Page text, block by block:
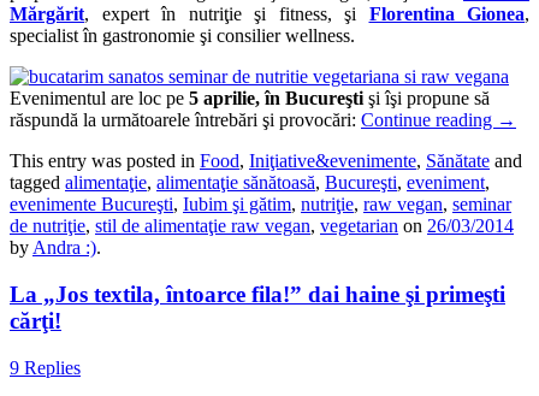
Mărgărit, expert în nutriţie şi fitness, şi Florentina Gionea,
specialist în gastronomie şi consilier wellness.
Evenimentul are loc pe 5 aprilie, în Bucureştişi îşi propune să
răspundă la următoarele întrebări şi provocări: Continue reading →
This entry was posted in Food, Iniţiative&evenimente, Sănătate and
tagged alimentaţie, alimentaţie sănătoasă, Bucureşti, eveniment,
evenimente Bucureşti, Iubim şi gătim, nutriţie, raw vegan, seminar
de nutriţie, stil de alimentaţie raw vegan, vegetarian on 26/03/2014
byAndra :).
La „Jos textila, întoarce fila!” dai haine şi primeşti
cărţi!
9 Replies